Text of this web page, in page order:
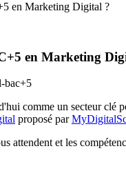
en Marketing Digital ?
en Marketing
comme un secteur clé
proposé par
attendent et les